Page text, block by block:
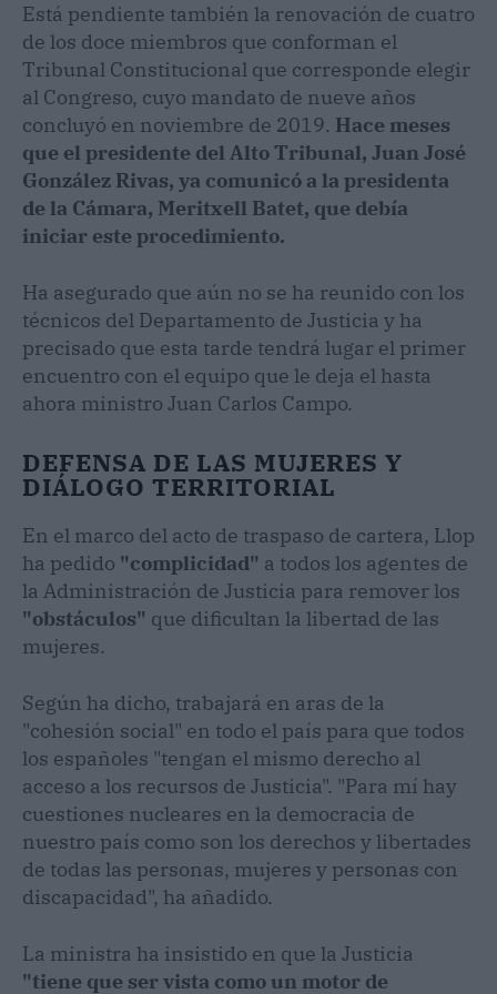
Está pendiente también la renovación de cuatro
de los doce miembros que conforman el
Tribunal Constitucional que corresponde elegir
al Congreso, cuyo mandato de nueve años
concluyó en noviembre de 2019. Hace meses
que el presidente del Alto Tribunal, Juan José
González Rivas, ya comunicó a la presidenta
de la Cámara, Meritxell Batet, que debía
iniciar este procedimiento.
Ha asegurado que aún no se ha reunido con los
técnicos del Departamento de Justicia y ha
precisado que esta tarde tendrá lugar el primer
encuentro con el equipo que le deja el hasta
ahora ministro Juan Carlos Campo.
DEFENSA DE LAS MUJERES Y
DIÁLOGO TERRITORIAL
En el marco del acto de traspaso de cartera, Llop
ha pedido "complicidad" a todos los agentes de
la Administración de Justicia para remover los
"obstáculos" que dificultan la libertad de las
mujeres.
Según ha dicho, trabajará en aras de la
"cohesión social" en todo el país para que todos
los españoles "tengan el mismo derecho al
acceso a los recursos de Justicia". "Para mí hay
cuestiones nucleares en la democracia de
nuestro país como son los derechos y libertades
de todas las personas, mujeres y personas con
discapacidad", ha añadido.
La ministra ha insistido en que la Justicia
"tiene que ser vista como un motor de